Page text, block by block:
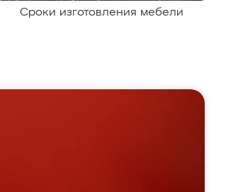
Сроки изготовления мебели